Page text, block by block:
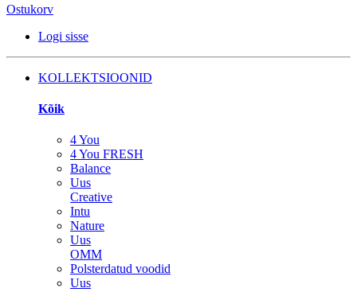
Ostukorv
Logi sisse
KOLLEKTSIOONID
Kõik
4 You
4 You FRESH
Balance
Uus
Creative
Intu
Nature
Uus
OMM
Polsterdatud voodid
Uus